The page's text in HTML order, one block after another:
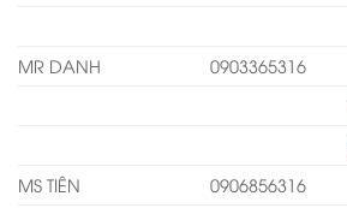
MR DANH
0903365316
MS TIÊN
0906856316